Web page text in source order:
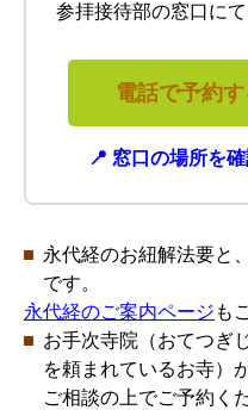
参拝接待部の窓口にて
電話で予約
📍 窓口の場所を
永代経のお紐解法要と
です。
永代経のご案内ページ も
お手次寺院（おてつぎ
を頼まれているお寺）
ご相談の上でご予約く